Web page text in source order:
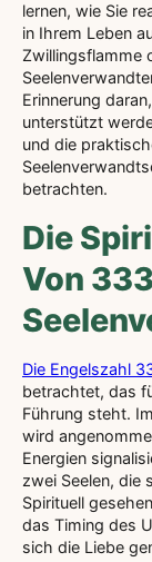
lernen, wie Sie
in Ihrem Leben
Zwillingsflamme
Erinnerung
unterstützt
und die
betrachten.
Die
Von
Die Engelszahl
betrachtet, das
Führung steht.
wird
Energien
zwei Seelen, die
Spirituell
das Timing des
sich die Liebe